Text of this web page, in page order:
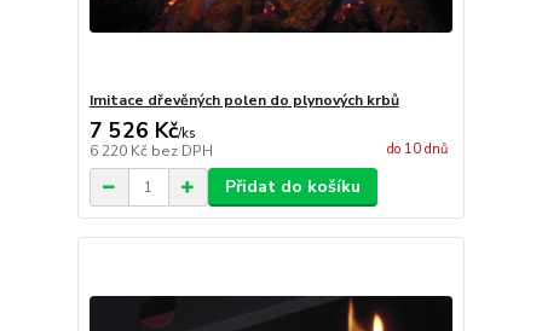
Imitace dřevěných polen do plynových krbů
7 526 Kč/ks
6 220 Kč bez DPH do 10 dnů
Přidat do košíku